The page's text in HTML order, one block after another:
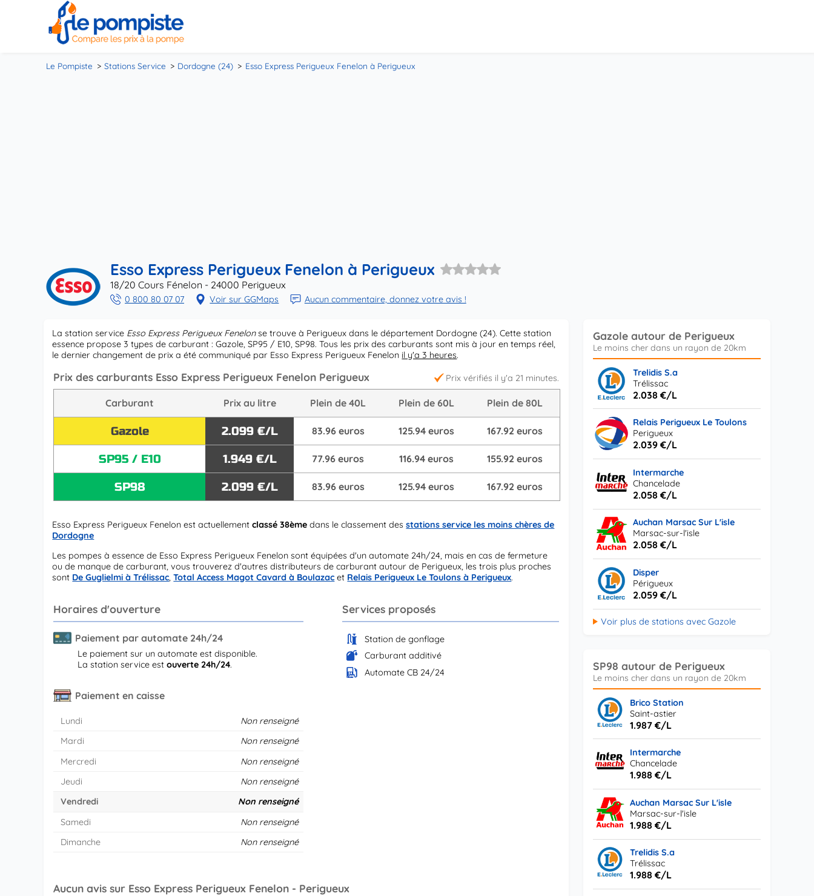
Le Pompiste Stations Service Dordogne (24) Esso Express Perigueux Fenelon à Perigueux
Esso Express Perigueux Fenelon à Perigueux
18/20 Cours Fénelon - 24000 Perigueux
0 800 80 07 07 Voir sur GGMaps Aucun commentaire, donnez votre avis !
La station service Esso Express Perigueux Fenelonse trouve à Perigueux dans le département Dordogne (24). Cette station
essence propose 3 types de carburant : Gazole, SP95 / E10, SP98. Tous les prix des carburants sont mis à jour en temps réel,
le dernier changement de prix a été communiqué par Esso Express Perigueux Fenelon il y'a 3 heures.
Prix vérifiés il y'a 21 minutes.
Prix des carburants Esso Express Perigueux Fenelon Perigueux
Carburant Prix au litre Plein de 40L Plein de 60L Plein de 80L
Gazole 2.099 €/L 83.96 euros 125.94 euros 167.92 euros
SP95 / E10 1.949 €/L 77.96 euros 116.94 euros 155.92 euros
SP98 2.099 €/L 83.96 euros 125.94 euros 167.92 euros
Esso Express Perigueux Fenelon est actuellementclassé 38ème dans le classement desstations service les moins chères de
Dordogne
Les pompes à essence de Esso Express Perigueux Fenelon sont équipées d'un automate 24h/24, mais en cas de fermeture
ou de manque de carburant, vous trouverez d'autres distributeurs de carburant autour de Perigueux, les trois plus proches
sont De Guglielmi à Trélissac,Total Access Magot Cavard à Boulazac et Relais Perigueux Le Toulons à Perigueux.
Horaires d'ouverture
Paiement par automate 24h/24
Le paiement sur un automate est disponible.
La station service est ouverte 24h/24.
Paiement en caisse
Lundi
Non renseigné
Mardi
Non renseigné
Mercredi
Non renseigné
Jeudi
Non renseigné
Vendredi
Non renseigné
Samedi
Non renseigné
Dimanche
Non renseigné
Services proposés
Station de gonflage
Carburant additivé
Automate CB 24/24
Aucun avis sur Esso Express Perigueux Fenelon - Perigueux
Gazole autour de Perigueux
Trelidis S.a
Trélissac
2.038 €/L
Relais Perigueux Le Toulons
Perigueux
2.039 €/L
Intermarche
Chancelade
2.058 €/L
Auchan Marsac Sur L'isle
Marsac-sur-l'isle
2.058 €/L
Disper
Périgueux
2.059 €/L
Voir plus de stations avec Gazole
SP98 autour de Perigueux
Brico Station
Saint-astier
1.987 €/L
Intermarche
Chancelade
1.988 €/L
Auchan Marsac Sur L'isle
Marsac-sur-l'isle
1.988 €/L
Trelidis S.a
Trélissac
1.988 €/L